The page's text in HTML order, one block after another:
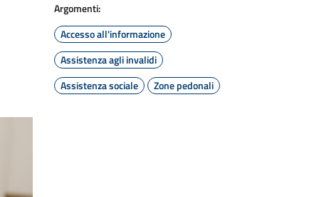
Argomenti:
Accesso all'informazione
Assistenza agli invalidi
Assistenza sociale
Zone pedonali